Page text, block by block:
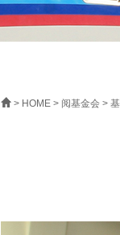
> HOME > 阅基金会 >